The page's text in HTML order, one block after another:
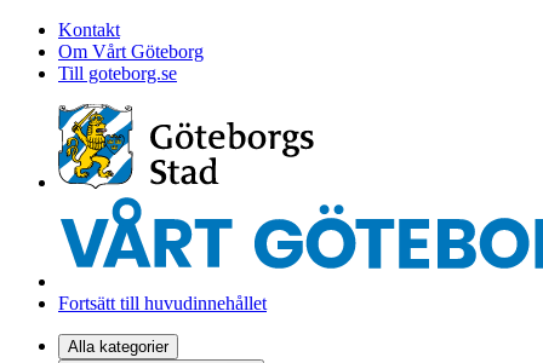
Kontakt
Om Vårt Göteborg
Till goteborg.se
Fortsätt till huvudinnehållet
Alla kategorier